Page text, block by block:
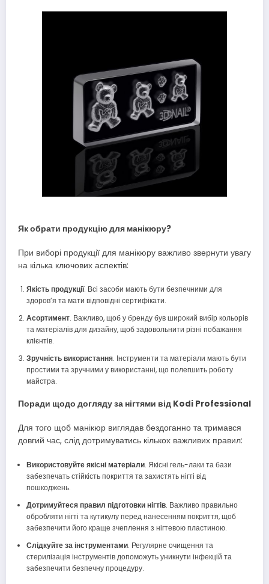
Як обрати продукцію для манікюру?
При виборі продукції для манікюру важливо звернути увагу
на кілька ключових аспектів:
Якість продукції. Всі засоби мають бути безпечними для
здоров’я та мати відповідні сертифікати.
Асортимент. Важливо, щоб у бренду був широкий вибір кольорів
та матеріалів для дизайну, щоб задовольнити різні побажання
клієнтів.
Зручність використання. Інструменти та матеріали мають бути
простими та зручними у використанні, що полегшить роботу
майстра.
Поради щодо догляду за нігтями від Kodi Professional
Для того щоб манікюр виглядав бездоганно та тримався
довгий час, слід дотримуватись кількох важливих правил:
Використовуйте якісні матеріали. Якісні гель-лаки та бази
забезпечать стійкість покриття та захистять нігті від
пошкоджень.
Дотримуйтеся правил підготовки нігтів. Важливо правильно
обробляти нігті та кутикулу перед нанесенням покриття, щоб
забезпечити його краще зчеплення з нігтевою пластиною.
Слідкуйте за інструментами. Регулярне очищення та
стерилізація інструментів допоможуть уникнути інфекцій та
забезпечити безпечну процедуру.